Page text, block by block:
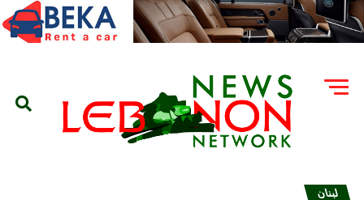
لبنان